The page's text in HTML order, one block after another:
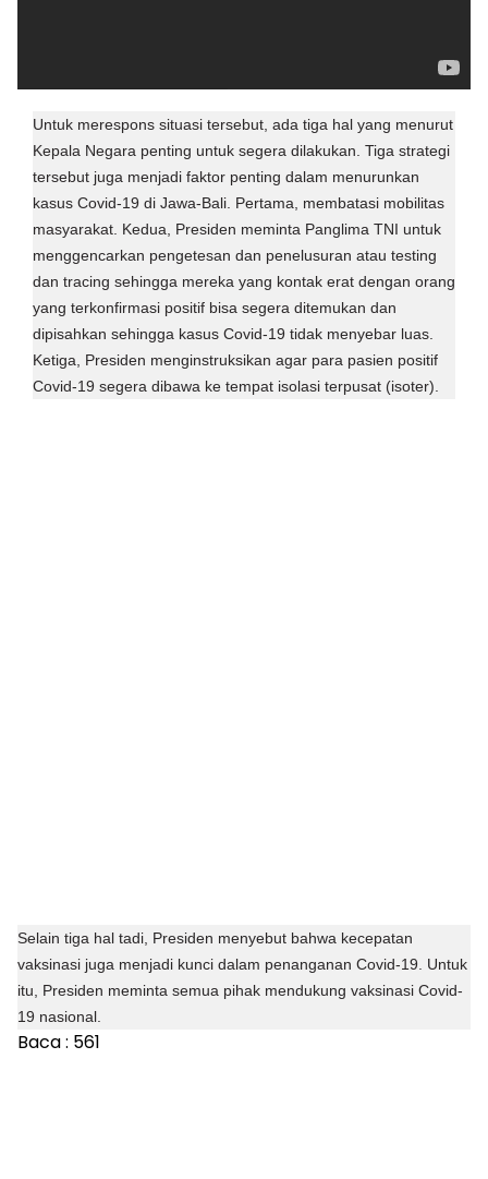
Untuk merespons situasi tersebut, ada tiga hal yang menurut
Kepala Negara penting untuk segera dilakukan. Tiga strategi
tersebut juga menjadi faktor penting dalam menurunkan
kasus Covid-19 di Jawa-Bali. Pertama, membatasi mobilitas
masyarakat. Kedua, Presiden meminta Panglima TNI untuk
menggencarkan pengetesan dan penelusuran atau testing
dan tracing sehingga mereka yang kontak erat dengan orang
yang terkonfirmasi positif bisa segera ditemukan dan
dipisahkan sehingga kasus Covid-19 tidak menyebar luas.
Ketiga, Presiden menginstruksikan agar para pasien positif
Covid-19 segera dibawa ke tempat isolasi terpusat (isoter).
Selain tiga hal tadi, Presiden menyebut bahwa kecepatan
vaksinasi juga menjadi kunci dalam penanganan Covid-19. Untuk
itu, Presiden meminta semua pihak mendukung vaksinasi Covid-
19 nasional.
Baca : 561